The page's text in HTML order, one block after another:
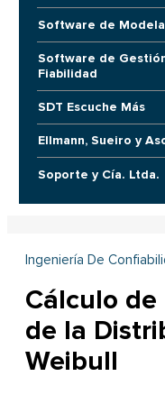
Software de
Software de
Fiabilidad
SDT Escuche Más
Ellmann, Sueiro y
Soporte y Cía. Ltda.
Ingeniería De
Cálculo
de la
Weibull